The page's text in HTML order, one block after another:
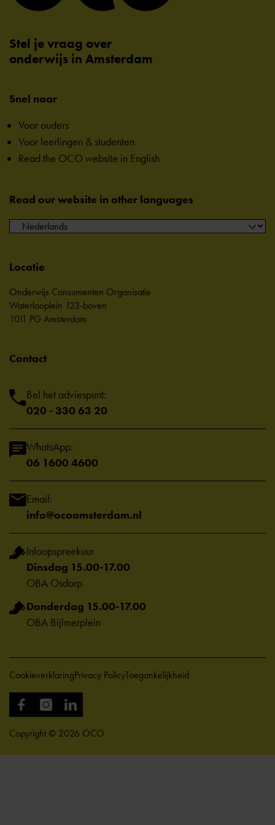
Stel je vraag over
onderwijs in Amsterdam
Snel naar
Voor ouders
Voor leerlingen & studenten
Read the OCO website in English
Read our website in other languages
Locatie
Onderwijs Consumenten Organisatie
Waterlooplein 123-boven
1011 PG Amsterdam
Contact
Bel het adviespunt:
020 - 330 63 20
WhatsApp:
06 1600 4600
Email:
info@ocoamsterdam.nl
Inloopspreekuur
Dinsdag 15.00-17.00
OBA Osdorp
Donderdag 15.00-17.00
OBA Bijlmerplein
Copyright © 2026 OCO
CookieverklaringPrivacy PolicyToegankelijkheid